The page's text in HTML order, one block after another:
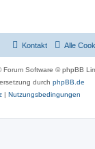
Alle
Kontakt
Forum Software © phpBB
durch phpBB.de
| Nutzungsbedingungen